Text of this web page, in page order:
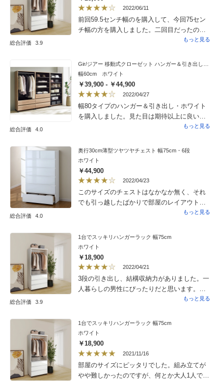
総合評価 3.9
2022/06/11
前回59.5センチ幅のを購入して、今回75セン
チ幅の方を購入しました。二回目だったので
組み立てもスムーズに出来ました。使い勝手
くて便利に思います。ただ、側板の上の極一
部ですが組み立て時に少し強度がないのかグ
ニャリと歪みました。それ以外はとても気に
入ってます。
もっと見る
総合評価 4.0
幅60cm ホワイト
￥39,900 - ￥44,900
2022/04/27
幅80タイプのハンガー＆引き出し・ホワイト
を購入しました。見た目は期待以上に良いで
す。ゴルフウェアの秋冬用アウターとパンツ
満足しております。
もっと見る
総合評価 4.0
奥行30cm薄型ツヤツヤチェスト 幅75cm・6段
ホワイト
￥44,900
2022/04/23
このサイズのチェストはなかなか無く、それ
でも引っ越したばかりで部屋のレイアウトが
決まってないのに買うに至らず、半年以上考
た！！綺麗！かわいらしい！美しい表面。も
ちろん引き出しが浅いので入れ方を考えます
が６段あるので結構入ります。ただ、届いて
から匂いがします。塗料の匂いのようです
が、寝室に置いてしまったら１日目は匂いが
気になってなかなか寝付けず、換気をしたり
消臭剤置いたりしないと結構きついです。そ
もっと見る
総合評価 3.9
1台でスッキリハンガーラック 幅75cm
ホワイト
￥18,900
2022/04/21
3段の引き出し、結構収納力がありました。一
人暮らしの男性にぴったりだと思います。説
明書通り、焦らずゆっくり丹念に組み立てて
かかりました。ただ、材料にあらかじめ切っ
てあるねじ穴が小さく浅かったので手持ちの
錐で大きくしなけりゃいけなかったのと、コ
ンビニで売っているようなドライバーのセッ
トよりも職人用のドライバーが必要だったの
が難点でした。
もっと見る
1台でスッキリハンガーラック 幅75cm
ホワイト
￥18,900
2021/11/16
部屋のサイズにピッタリでした。組み立てが
やや難しかったのですが、何とか大人1人で出